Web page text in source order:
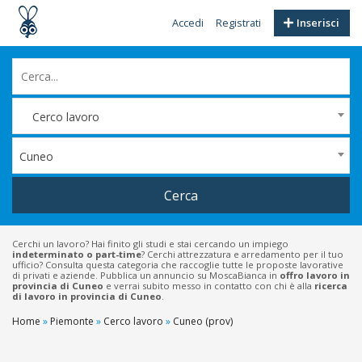
Inserisci
Accedi Registrati
Cerco lavoro
Cuneo
Cerca
Cerchi un lavoro? Hai finito gli studi e stai cercando un impiego
indeterminato o part-time? Cerchi attrezzatura e arredamento per il tuo
ufficio? Consulta questa categoria che raccoglie tutte le proposte lavorative
di privati e aziende. Pubblica un annuncio su MoscaBianca in offro lavoro in
provincia di Cuneo e verrai subito messo in contatto con chi è alla ricerca
di lavoro in provincia di Cuneo.
Home » Piemonte » Cerco lavoro » Cuneo (prov)